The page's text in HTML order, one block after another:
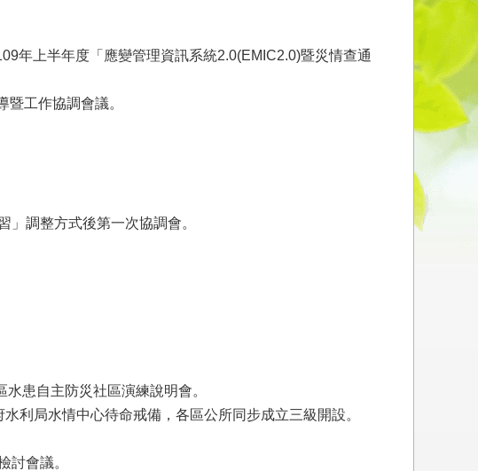
年上半年度「應變管理資訊系統2.0(EMIC2.0)暨災情查通
工作協調會議。
調整方式後第一次協調會。
患自主防災社區演練說明會。
利局水情中心待命戒備，各區公所同步成立三級開設。
討會議。